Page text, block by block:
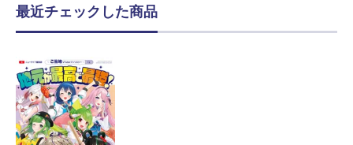
最近チェックした商品